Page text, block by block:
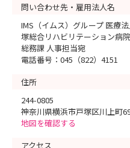
問い合わせ先・雇用法人名
IMS（イムス）グループ 医
塚総合リハビリテーション病院
総務課 人事担当宛
電話番号：045（822）4151
住所
244-0805
神奈川県横浜市戸塚区川上町
地図を確認する
アクセス